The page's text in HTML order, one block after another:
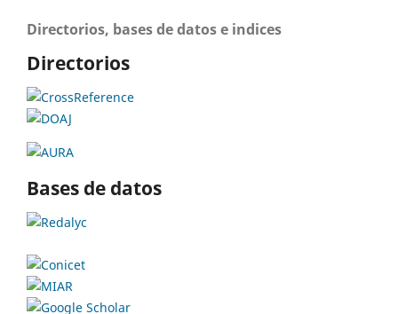
Directorios, bases de datos e indices
Directorios
Bases de datos